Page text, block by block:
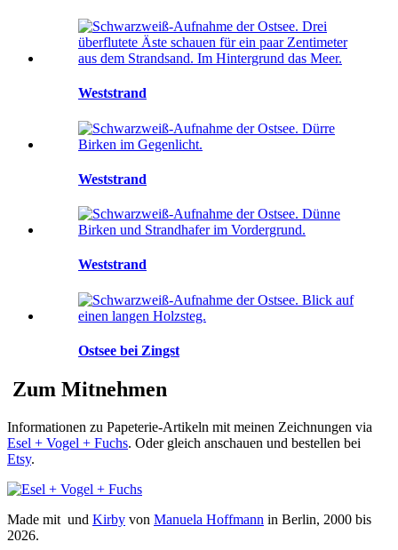
Weststrand
Weststrand
Weststrand
Ostsee bei Zingst
Zum Mitnehmen
Informationen zu Papeterie-Artikeln mit meinen Zeichnungen via
Esel + Vogel + Fuchs. Oder gleich anschauen und bestellen bei
Etsy.
Made mit und Kirby von Manuela Hoffmann in Berlin, 2000 bis
2026.